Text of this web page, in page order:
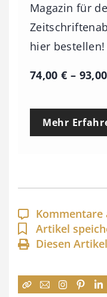
Magazin für
hier bestellen!
74,00€ – 93,00
Mehr
Kommentare
Artikel
Diesen